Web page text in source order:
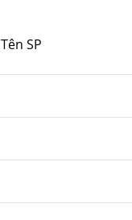
Tên SP